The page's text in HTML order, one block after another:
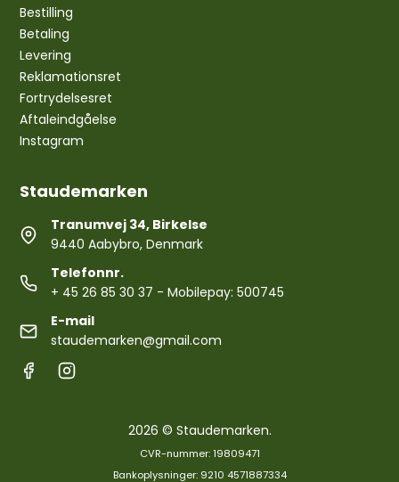
Bestilling
Betaling
Levering
Reklamationsret
Fortrydelsesret
Aftaleindgåelse
Instagram
Staudemarken
Tranumvej 34, Birkelse
9440 Aabybro, Denmark
Telefonnr.
+ 45 26 85 30 37 - Mobilepay: 500745
E-mail
staudemarken@gmail.com
2026 © Staudemarken.
CVR-nummer: 19809471
Bankoplysninger: 9210 4571887334